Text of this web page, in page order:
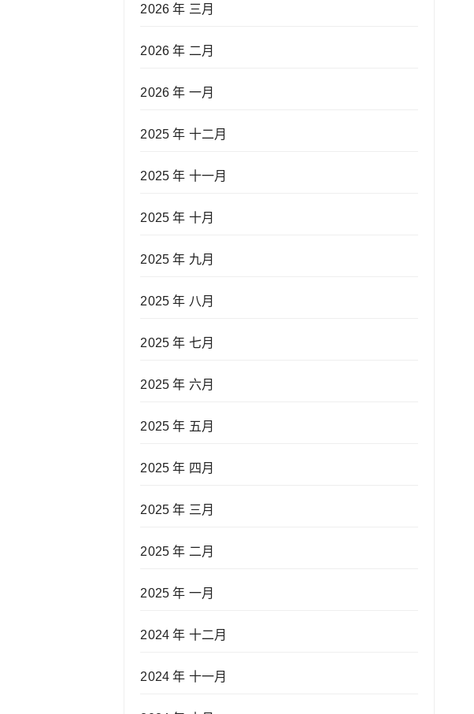
2026 年 三月
2026 年 二月
2026 年 一月
2025 年 十二月
2025 年 十一月
2025 年 十月
2025 年 九月
2025 年 八月
2025 年 七月
2025 年 六月
2025 年 五月
2025 年 四月
2025 年 三月
2025 年 二月
2025 年 一月
2024 年 十二月
2024 年 十一月